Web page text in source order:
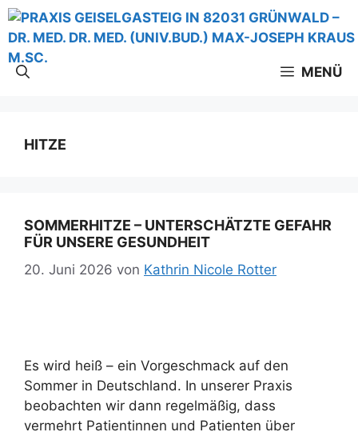
Zum
Inhalt
springen
MENÜ
HITZE
SOMMERHITZE – UNTERSCHÄTZTE GEFAHR
FÜR UNSERE GESUNDHEIT
20. Juni 2026 von Kathrin Nicole Rotter
Es wird heiß – ein Vorgeschmack auf den
Sommer in Deutschland. In unserer Praxis
beobachten wir dann regelmäßig, dass
vermehrt Patientinnen und Patienten über